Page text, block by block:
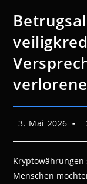
Beitrag
3. Mai 2026
Menschen